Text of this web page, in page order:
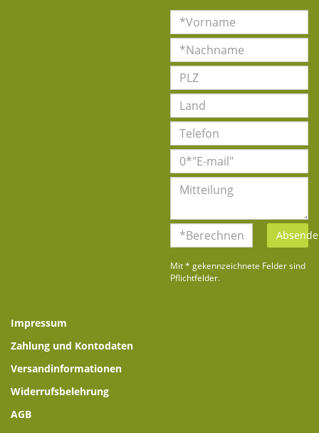
Mit * gekennzeichnete Felder sind
Pflichtfelder.
Impressum
Zahlung und Kontodaten
Versandinformationen
Widerrufsbelehrung
AGB